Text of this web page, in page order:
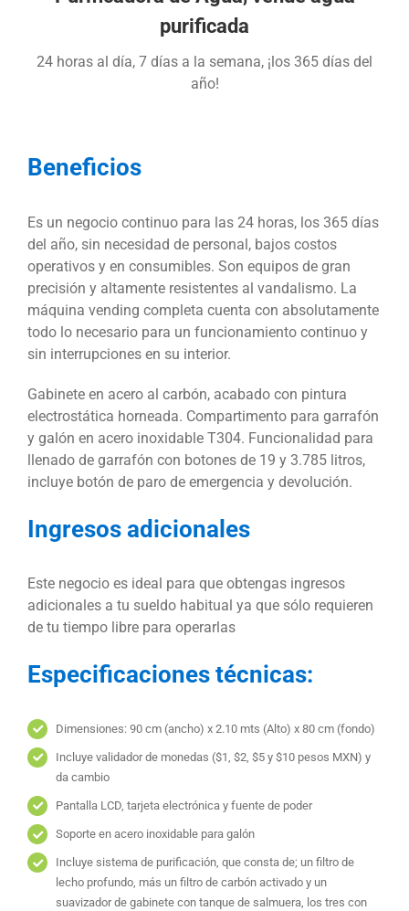
purificada
24 horas al día, 7 días a la semana, ¡los 365 días del
año!
Beneficios
Es un negocio continuo para las 24 horas, los 365 días
del año, sin necesidad de personal, bajos costos
operativos y en consumibles. Son equipos de gran
precisión y altamente resistentes al vandalismo. La
máquina vending completa cuenta con absolutamente
todo lo necesario para un funcionamiento continuo y
sin interrupciones en su interior.
Gabinete en acero al carbón, acabado con pintura
electrostática horneada. Compartimento para garrafón
y galón en acero inoxidable T304. Funcionalidad para
llenado de garrafón con botones de 19 y 3.785 litros,
incluye botón de paro de emergencia y devolución.
Ingresos adicionales
Este negocio es ideal para que obtengas ingresos
adicionales a tu sueldo habitual ya que sólo requieren
de tu tiempo libre para operarlas
Especificaciones técnicas:
Dimensiones: 90 cm (ancho) x 2.10 mts (Alto) x 80 cm (fondo)
Incluye validador de monedas ($1, $2, $5 y $10 pesos MXN) y
da cambio
Pantalla LCD, tarjeta electrónica y fuente de poder
Soporte en acero inoxidable para galón
Incluye sistema de purificación, que consta de; un filtro de
lecho profundo, más un filtro de carbón activado y un
suavizador de gabinete con tanque de salmuera, los tres con